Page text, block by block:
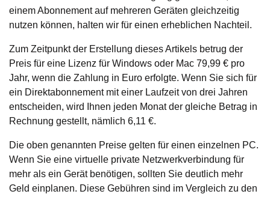
einem Abonnement auf mehreren Geräten gleichzeitig
nutzen können, halten wir für einen erheblichen Nachteil.
Zum Zeitpunkt der Erstellung dieses Artikels betrug der
Preis für eine Lizenz für Windows oder Mac 79,99 € pro
Jahr, wenn die Zahlung in Euro erfolgte. Wenn Sie sich für
ein Direktabonnement mit einer Laufzeit von drei Jahren
entscheiden, wird Ihnen jeden Monat der gleiche Betrag in
Rechnung gestellt, nämlich 6,11 €.
Die oben genannten Preise gelten für einen einzelnen PC.
Wenn Sie eine virtuelle private Netzwerkverbindung für
mehr als ein Gerät benötigen, sollten Sie deutlich mehr
Geld einplanen. Diese Gebühren sind im Vergleich zu den